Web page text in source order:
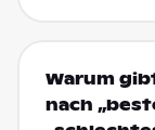
Warum
nach